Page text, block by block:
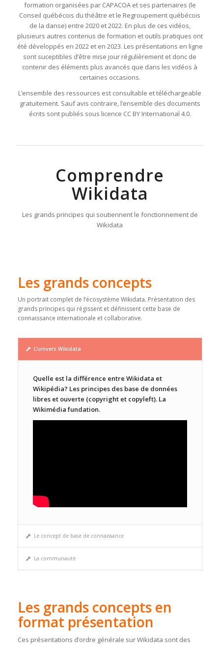
formation organisées par CAPACOA et ses partenaires (le
Conseil québécois du théâtre et le Regroupement québécois
de la danse) entre 2020 et 2022. En plus de ces vidéos,
plusieurs autres contenus de formation et outils pratiques ont
été développés en 2022 et en 2023. Les présentations en ligne
sont suceptibles d’être mise jour régulièrement et donc de
contenir des éléments plus avancés que dans les vidéos à
certaines occasions.
L’ensemble des ressources est consultable et téléchargeable
gratuitement. Sauf avis contraire, l’ensemble des documents
écrits sont publiés sous licence CC BY International 4.0.
Comprendre
Wikidata
Les grands principes qui soutiennent le fonctionnement de
Wikidata
Les grands concepts
Un portrait complet de l’écosystème Wikidata. Présentation des
grands principes qui régissent et définissent cette base de
connaissance internationale et collaborative.
L’univers Wikidata
Quelle est la différence entre Wikidata et
Wikipédia? Les principes des base de données
libres et ouverte (copyright et copyleft). La
Wikimédia fundation.
Le concept de base de connaissance
La communauté
Les grands concepts en
format présentation
Ces présentations d’ordre générale sur Wikidata sont des